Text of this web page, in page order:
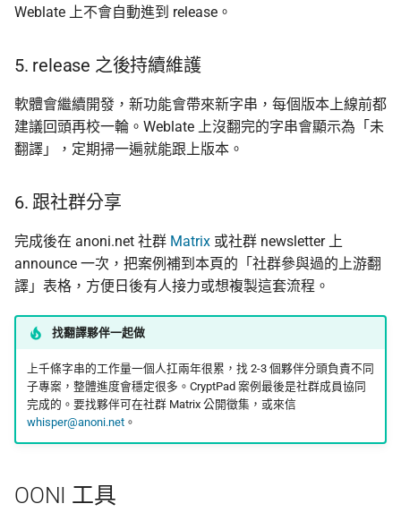
Weblate 上不會自動進到 release。
5. release 之後持續維護
軟體會繼續開發，新功能會帶來新字串，每個版本上線前都
建議回頭再校一輪。Weblate 上沒翻完的字串會顯示為「未
翻譯」，定期掃一遍就能跟上版本。
6. 跟社群分享
完成後在 anoni.net 社群 Matrix 或社群 newsletter 上
announce 一次，把案例補到本頁的「社群參與過的上游翻
譯」表格，方便日後有人接力或想複製這套流程。
找翻譯夥伴一起做
上千條字串的工作量一個人扛兩年很累，找 2-3 個夥伴分頭負責不同
子專案，整體進度會穩定很多。CryptPad 案例最後是社群成員協同
完成的。要找夥伴可在社群 Matrix 公開徵集，或來信
whisper@anoni.net。
OONI 工具